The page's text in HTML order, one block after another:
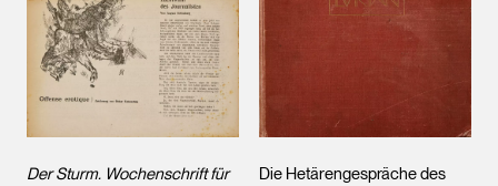
Der Sturm. Wochenschrift für
Die Hetärengespräche des